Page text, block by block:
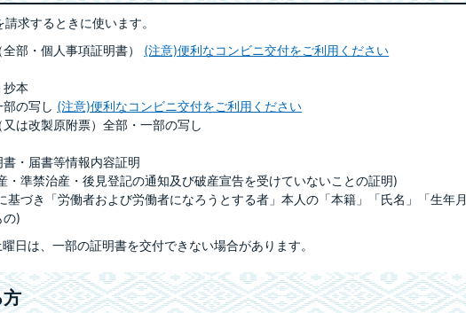
求するときに使います。
部・個人事項証明書） (注意)便利なコンビニ交付をご利用ください
抄本
の写し (注意)便利なコンビニ交付をご利用ください
又は改製原附票）全部・一部の写し
書・届書等情報内容証明
・準禁治産・後見登記の通知及び破産宣告を受けていないことの証明)
基づき「労働者および労働者になろうとする者」本人の「本籍」「氏名」「生年月
の)
日は、一部の証明書を交付できない場合があります。